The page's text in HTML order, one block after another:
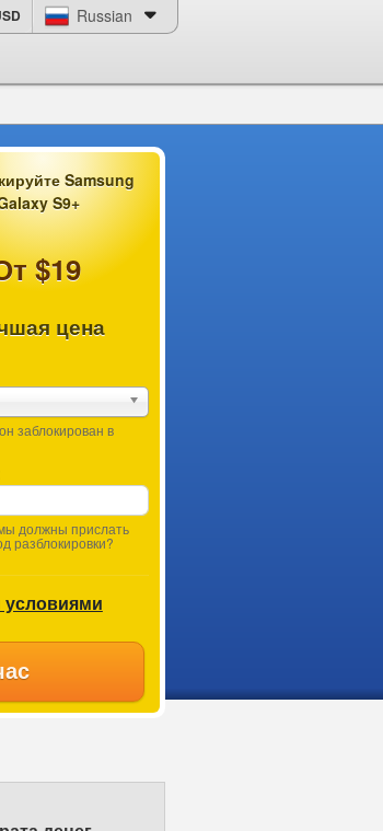
Russian
Samsung
S9+
$19
цена
заблокирован в
должны прислать
разблокировки?